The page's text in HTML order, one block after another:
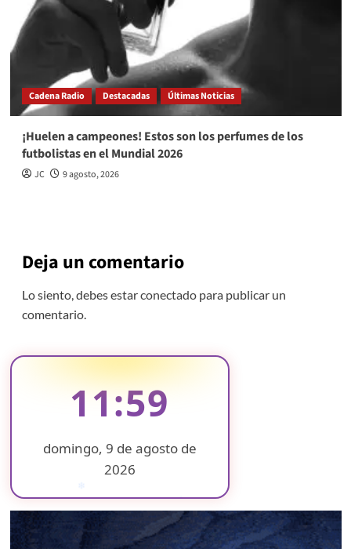
Cadena Radio Destacadas Últimas Noticias
¡Huelen a campeones! Estos son los perfumes de los
futbolistas en el Mundial 2026
JC 9 agosto, 2026
Deja un comentario
Lo siento, debes estarconectadopara publicar un
comentario.
11:59
domingo, 9 de agosto de
2026
❄
❄